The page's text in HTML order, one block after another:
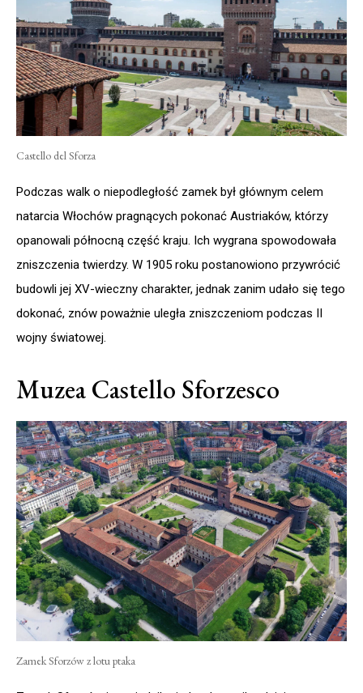
Castello del Sforza
Podczas walk o niepodległość zamek był głównym celem
natarcia Włochów pragnących pokonać Austriaków, którzy
opanowali północną część kraju. Ich wygrana spowodowała
zniszczenia twierdzy. W 1905 roku postanowiono przywrócić
budowli jej XV-wieczny charakter, jednak zanim udało się tego
dokonać, znów poważnie uległa zniszczeniom podczas II
wojny światowej.
Muzea Castello Sforzesco
Zamek Sforzów z lotu ptaka